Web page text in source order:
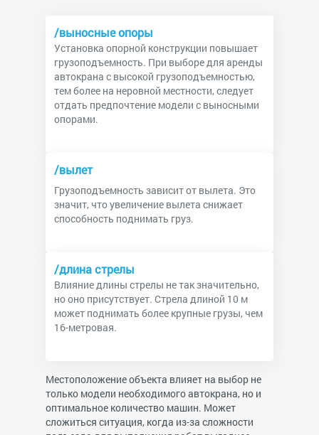
/выносные опоры
Установка опорной конструкции повышает
грузоподъемность. При выборе для аренды
автокрана с высокой грузоподъемностью,
тем более на неровной местности, следует
отдать предпочтение модели с выносными
опорами.
/вылет
Грузоподъемность зависит от вылета. Это
значит, что увеличение вылета снижает
способность поднимать груз.
/длина стрелы
Влияние длины стрелы не так значительно,
но оно присутствует. Стрела длиной 10 м
может поднимать более крупные грузы, чем
16-метровая.
Местоположение объекта влияет на выбор не
только модели необходимого автокрана, но и
оптимальное количество машин. Может
сложиться ситуация, когда из-за сложности